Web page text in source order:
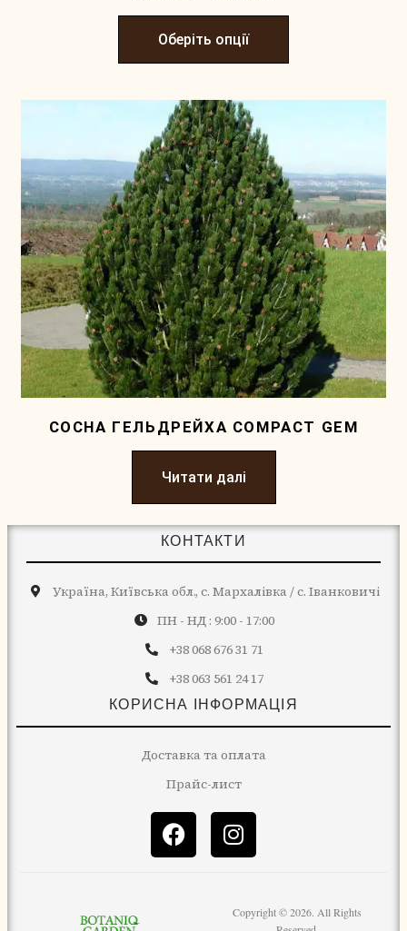
Оберіть опції
СОСНА ГЕЛЬДРЕЙХА COMPACT GEM
Читати далі
КОНТАКТИ
Україна, Київська обл., с. Мархалівка / с. Іванковичі
ПН - НД : 9:00 - 17:00
+38 068 676 31 71
+38 063 561 24 17
КОРИСНА ІНФОРМАЦІЯ
Доставка та оплата
Прайс-лист
Copyright © 2026. All Rights